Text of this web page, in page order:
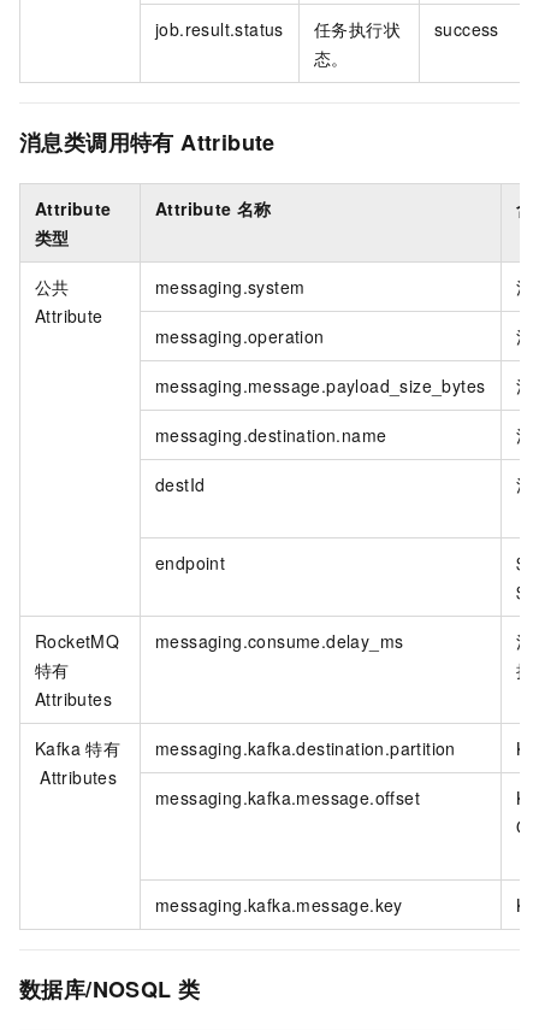
job.result.status
任务执行状
态。
success
消息类调用特有 Attribute
Attribute
类型
Attribute 名称 含
公共
Attribute
messaging.system 消
messaging.operation 消
messaging.message.payload_size_bytes 消
messaging.destination.name 消
destId 消
endpoint
RocketMQ
特有
Attributes
messaging.consume.delay_ms
消
持
Kafka 特有
Attributes
messaging.kafka.destination.partition
messaging.kafka.message.offset
messaging.kafka.message.key
数据库/NOSQL 类